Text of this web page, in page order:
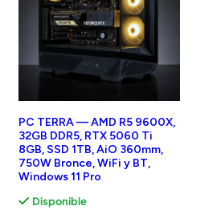
PC TERRA — AMD R5 9600X,
32GB DDR5, RTX 5060 Ti
8GB, SSD 1TB, AiO 360mm,
750W Bronce, WiFi y BT,
Windows 11 Pro
Disponible